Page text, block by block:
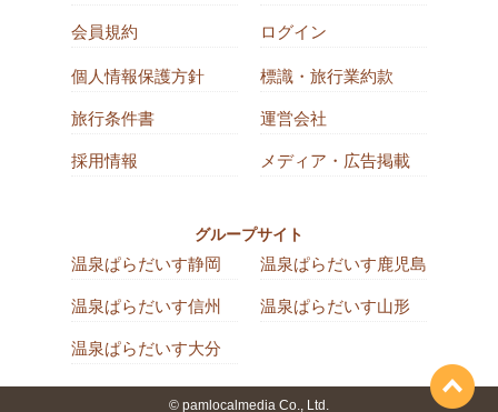
会員規約 ログイン
個人情報保護方針 標識・旅行業約款
旅行条件書 運営会社
採用情報 メディア・広告掲載
グループサイト
温泉ぱらだいす静岡 温泉ぱらだいす鹿児島
温泉ぱらだいす信州 温泉ぱらだいす山形
温泉ぱらだいす大分
© pamlocalmedia Co., Ltd.